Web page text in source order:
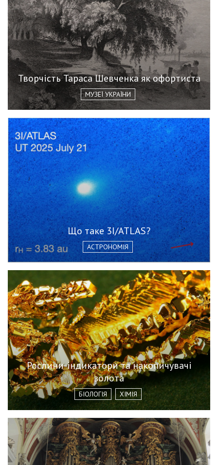
Творчість Тараса Шевченка як офортиста
МУЗЕЇ УКРАЇНИ
Що таке 3I/ATLAS?
АСТРОНОМІЯ
Рослини-індикатори та накопичувачі
золота
БІОЛОГІЯ ХІМІЯ